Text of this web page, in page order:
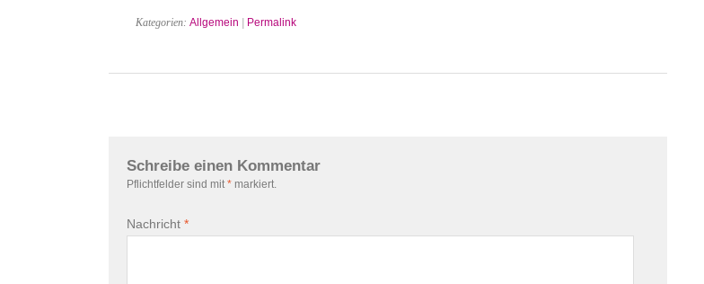
Kategorien: Allgemein Permalink
Schreibe einen Kommentar
Pflichtfelder sind mit * markiert.
Nachricht *